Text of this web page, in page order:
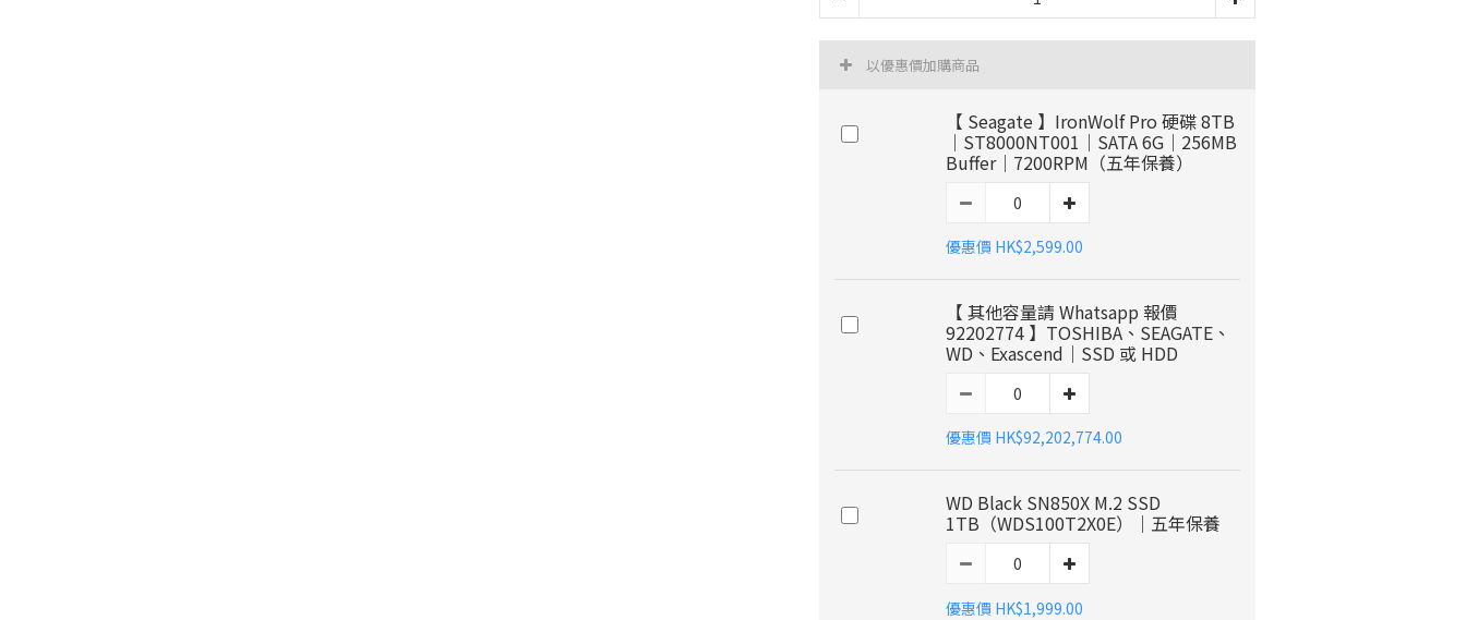
以優惠價加購商品
【 Seagate 】IronWolf Pro 硬碟 8TB
｜ST8000NT001｜SATA 6G｜256MB
Buffer｜7200RPM（五年保養）
優惠價 HK$2,599.00
【 其他容量請 Whatsapp 報價
92202774 】TOSHIBA、SEAGATE、
WD、Exascend｜SSD 或 HDD
優惠價 HK$92,202,774.00
WD Black SN850X M.2 SSD
1TB（WDS100T2X0E）｜五年保養
優惠價 HK$1,999.00